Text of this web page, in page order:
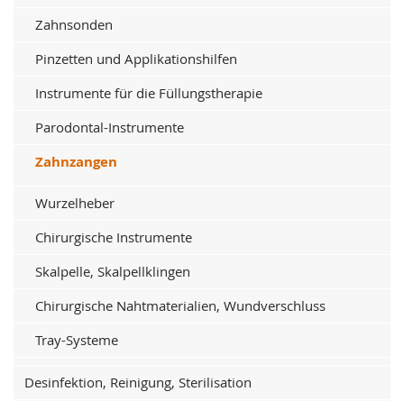
Zahnsonden
Pinzetten und Applikationshilfen
Instrumente für die Füllungstherapie
Parodontal-Instrumente
Zahnzangen
Wurzelheber
Chirurgische Instrumente
Skalpelle, Skalpellklingen
Chirurgische Nahtmaterialien, Wundverschluss
Tray-Systeme
Desinfektion, Reinigung, Sterilisation